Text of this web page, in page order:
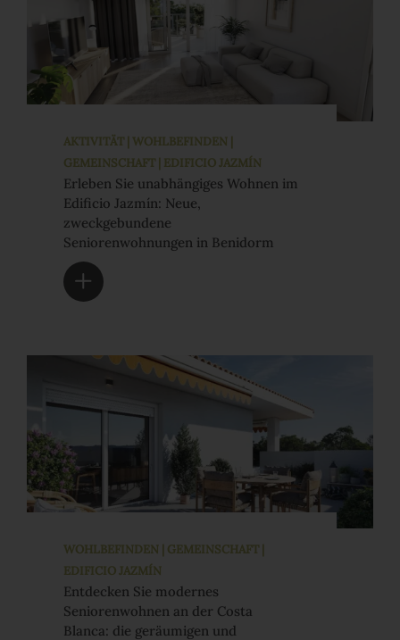
AKTIVITÄT | WOHLBEFINDEN |
GEMEINSCHAFT | EDIFICIO JAZMÍN
Erleben Sie unabhängiges Wohnen im
Edificio Jazmín: Neue,
zweckgebundene
Seniorenwohnungen in Benidorm
WOHLBEFINDEN | GEMEINSCHAFT |
EDIFICIO JAZMÍN
Entdecken Sie modernes
Seniorenwohnen an der Costa
Blanca: die geräumigen und